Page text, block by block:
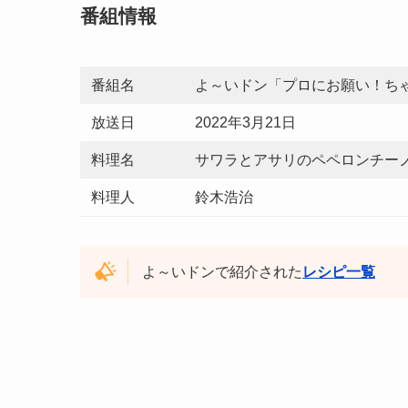
番組情報
番組名 よ～いドン「プロにお願い！ち
放送日 2022年3月21日
料理名 サワラとアサリのペペロンチー
料理人 鈴木浩治
よ～いドンで紹介された レシピ一覧